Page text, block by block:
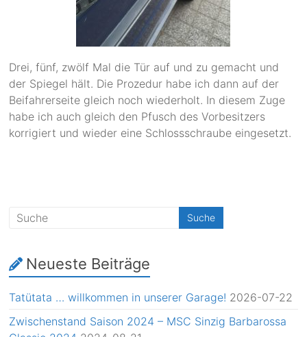
Drei, fünf, zwölf Mal die Tür auf und zu gemacht und
der Spiegel hält. Die Prozedur habe ich dann auf der
Beifahrerseite gleich noch wiederholt. In diesem Zuge
habe ich auch gleich den Pfusch des Vorbesitzers
korrigiert und wieder eine Schlossschraube eingesetzt.
Neueste Beiträge
Tatütata … willkommen in unserer Garage! 2026-07-22
Zwischenstand Saison 2024 – MSC Sinzig Barbarossa